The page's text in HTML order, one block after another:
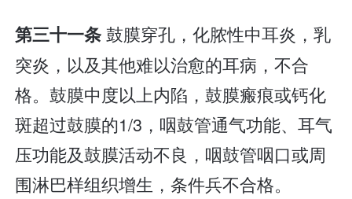
第三十一条鼓膜穿孔，化脓性中耳炎，乳
突炎，以及其他难以治愈的耳病，不合
格。鼓膜中度以上内陷，鼓膜瘢痕或钙化
斑超过鼓膜的1/3，咽鼓管通气功能、耳气
压功能及鼓膜活动不良，咽鼓管咽口或周
围淋巴样组织增生，条件兵不合格。